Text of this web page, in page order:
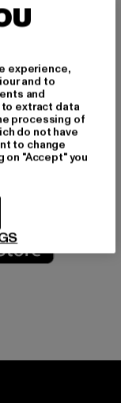
umgeht, findest Du
jederzeit kostenfei
experience,
and to
and
extract data
processing of
do not have
to change
on "Accept" you